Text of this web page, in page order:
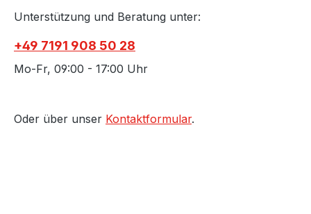
Unterstützung und Beratung unter:
+49 7191 908 50 28
Mo-Fr, 09:00 - 17:00 Uhr
Oder über unser Kontaktformular.